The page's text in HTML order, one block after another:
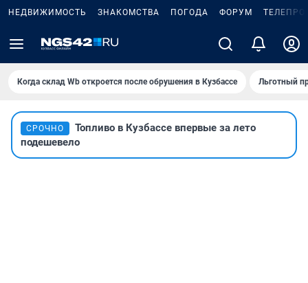
НЕДВИЖИМОСТЬ ЗНАКОМСТВА ПОГОДА ФОРУМ
Когда склад Wb откроется после обрушения в Кузбассе Льготный
СРОЧНО
Топливо в Кузбассе впервые за лето
подешевело